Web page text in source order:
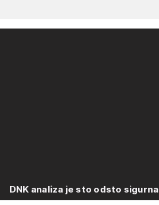
DNK analiza je sto odsto sigurna